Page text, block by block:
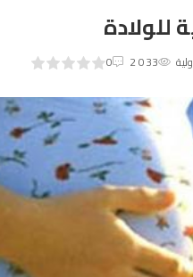
للولادة
2 033
0 2
3
4
5